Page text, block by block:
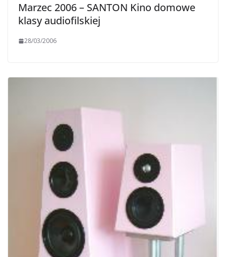
Marzec 2006 – SANTON Kino domowe
klasy audiofilskiej
28/03/2006